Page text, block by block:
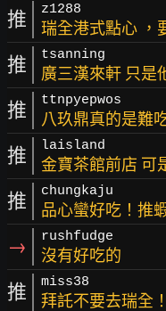
推 z1288
瑞全港式點心 ，
推 tsanning
廣三漢來軒 只是
推 ttnpyepwos
八玖鼎真的是難
推 laisland
金寶茶館前店 可
推 chungkaju
品心蠻好吃！推
→ rushfudge
沒有好吃的
推 miss38
拜託不要去瑞全！